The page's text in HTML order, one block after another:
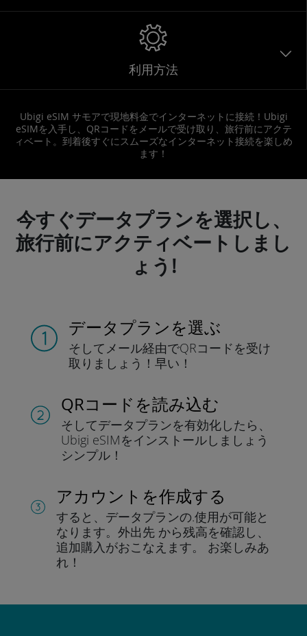
利用方法
Ubigi eSIM サモアで現地料金でインターネットに接続！Ubigi
eSIMを入手し、QRコードをメールで受け取り、旅行前にアクテ
ィベート。到着後すぐにスムーズなインターネット接続を楽しめ
ます！
今すぐデータプランを選択し、
旅行前にアクティベートしまし
ょう!
データプランを選ぶ
そしてメール経由でQRコードを受け
取りましょう！早い！
QRコードを読み込む
そしてデータプランを有効化したら、
Ubigi eSIMをインストールしま しょう
シンプル！
アカウントを作成する
すると、データプランの.使用が可能と
なります。 外出先 から残高を確認し、
追加購入がおこなえます。
お楽しみあ
れ！